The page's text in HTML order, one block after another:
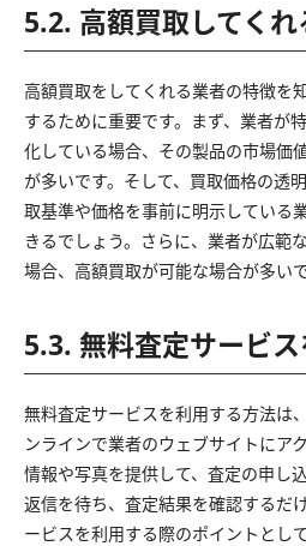
5.2. 高額買取してく
高額買取をしてくれる業者の特徴を
するために重要です。まず、業者が
化している場合、その製品の市場価
が多いです。そして、買取価格の透
取基準や価格を事前に明示している
きるでしょう。さらに、業者が広範
場合、高額買取が可能な場合が多いで
5.3. 無料査定サービ
無料査定サービスを利用する方法は
ンラインで業者のウェブサイトにア
情報や写真を提供して、査定の申し
返信を待ち、査定結果を確認するだ
ービスを利用する際のポイントとし